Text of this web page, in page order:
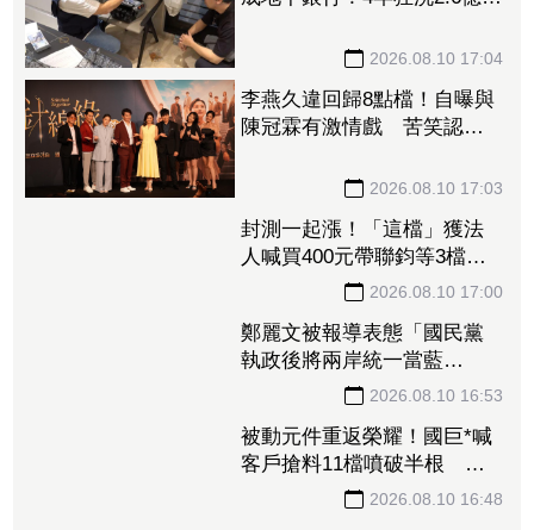
業者緊急回應了2026.08.10 17:04
李燕久違回歸8點檔！自曝與
陳冠霖有激情戲 苦笑認：
2026.08.10 17:03
封測一起漲！「這檔」獲法
人喊買400元帶聯鈞等3檔拔
漲停 訊芯、日月光、南茂
2026.08.10 17:00
鄭麗文被報導表態「國民黨
執政後將兩岸統一當藍
令人不齒
2026.08.10 16:53
被動元件重返榮耀！國巨*喊